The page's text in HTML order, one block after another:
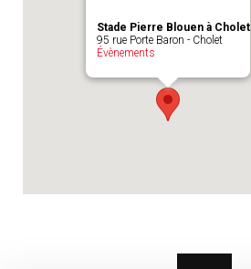
Stade Pierre Blouen à Cholet
95 rue Porte Baron - Cholet
Évènements